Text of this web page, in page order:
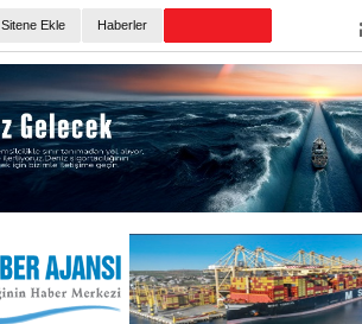
Sitene Ekle Haberler